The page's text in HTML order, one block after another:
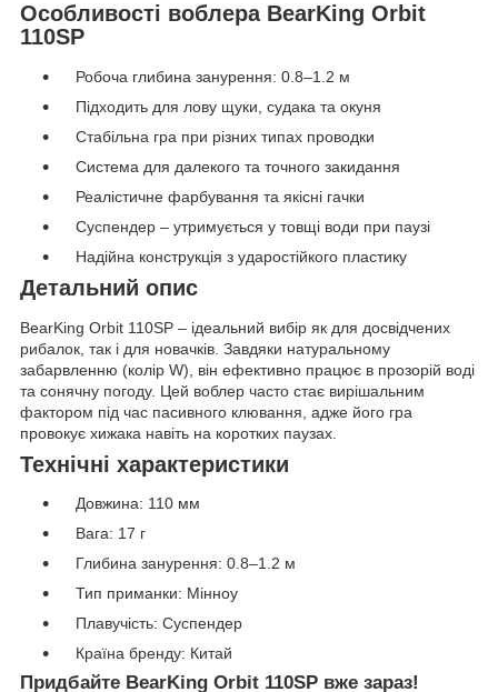
Особливості воблера BearKing Orbit
110SP
Робоча глибина занурення: 0.8–1.2 м
Підходить для лову щуки, судака та окуня
Стабільна гра при різних типах проводки
Система для далекого та точного закидання
Реалістичне фарбування та якісні гачки
Суспендер – утримується у товщі води при паузі
Надійна конструкція з ударостійкого пластику
Детальний опис
BearKing Orbit 110SP – ідеальний вибір як для досвідчених
рибалок, так і для новачків. Завдяки натуральному
забарвленню (колір W), він ефективно працює в прозорій воді
та сонячну погоду. Цей воблер часто стає вирішальним
фактором під час пасивного клювання, адже його гра
провокує хижака навіть на коротких паузах.
Технічні характеристики
Довжина: 110 мм
Вага: 17 г
Глибина занурення: 0.8–1.2 м
Тип приманки: Мінноу
Плавучість: Суспендер
Країна бренду: Китай
Придбайте BearKing Orbit 110SP вже зараз!